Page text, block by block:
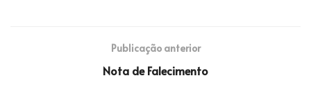
Publicação anterior
Nota de Falecimento